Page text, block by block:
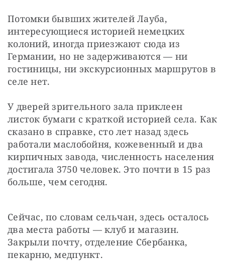
Потомки бывших жителей Лауба,
интересующиеся историей немецких
колоний, иногда приезжают сюда из
Германии, но не задерживаются — ​ни
гостиницы, ни экскурсионных маршрутов в
селе нет.
У дверей зрительного зала приклеен
листок бумаги с краткой историей села. Как
сказано в справке, сто лет назад здесь
работали маслобойня, кожевенный и два
кирпичных завода, численность населения
достигала 3750 человек. Это почти в 15 раз
больше, чем сегодня.
Сейчас, по словам сельчан, здесь осталось
два места работы — ​клуб и магазин.
Закрыли почту, отделение Сбербанка,
пекарню, медпункт.